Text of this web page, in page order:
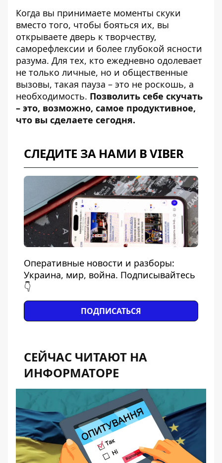
Когда вы принимаете моменты скуки
вместо того, чтобы бояться их, вы
открываете дверь к творчеству,
саморефлексии и более глубокой ясности
разума. Для тех, кто ежедневно одолевает
не только личные, но и общественные
вызовы, такая пауза – это не роскошь, а
необходимость. Позволить себе скучать
– это, возможно, самое продуктивное,
что вы сделаете сегодня.
СЛЕДИТЕ ЗА НАМИ В VIBER
Оперативные новости и разборы:
Украина, мир, война. Подписывайтесь
👇
ПОДПИСАТЬСЯ
СЕЙЧАС ЧИТАЮТ НА
ИНФОРМАТОРЕ